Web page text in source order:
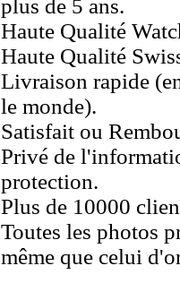
plus de 5 ans.
Haute Qualité
Haute Qualité
Livraison rapide
le monde).
Satisfait ou
Privé de
protection.
Plus de 10000
Toutes les photos
même que celui